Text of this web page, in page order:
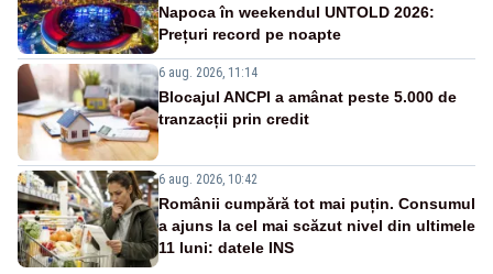
Napoca în weekendul UNTOLD 2026:
Prețuri record pe noapte
6 aug. 2026, 11:14
Blocajul ANCPI a amânat peste 5.000 de
tranzacții prin credit
6 aug. 2026, 10:42
Românii cumpără tot mai puțin. Consumul
a ajuns la cel mai scăzut nivel din ultimele
11 luni: datele INS